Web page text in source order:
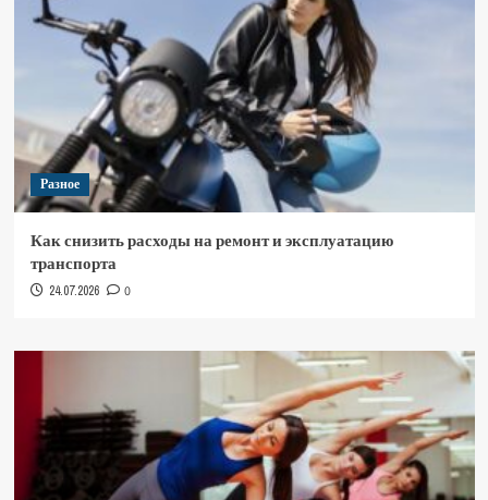
Разное
Как снизить расходы на ремонт и эксплуатацию
транспорта
24.07.2026 0